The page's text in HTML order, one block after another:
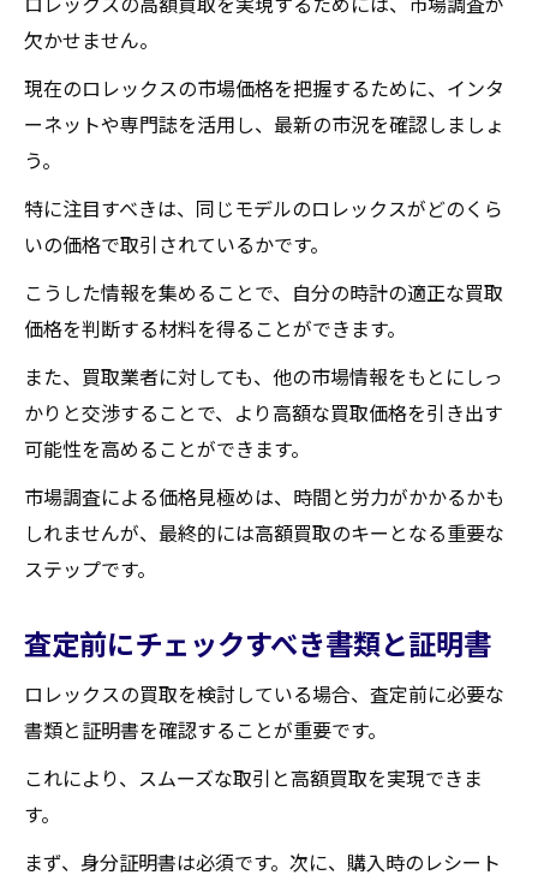
欠かせません。
現在のロレックスの市場価格を把握するために、インタ
ーネットや専門誌を活用し、最新の市況を確認しましょ
う。
特に注目すべきは、同じモデルのロレックスがどのくら
いの価格で取引されているかです。
こうした情報を集めることで、自分の時計の適正な買取
価格を判断する材料を得ることができます。
また、買取業者に対しても、他の市場情報をもとにしっ
かりと交渉することで、より高額な買取価格を引き出す
可能性を高めることができます。
市場調査による価格見極めは、時間と労力がかかるかも
しれませんが、最終的には高額買取のキーとなる重要な
ステップです。
査定前にチェックすべき書類と証明書
ロレックスの買取を検討している場合、査定前に必要な
書類と証明書を確認することが重要です。
これにより、スムーズな取引と高額買取を実現できま
す。
まず、身分証明書は必須です。次に、購入時のレシート